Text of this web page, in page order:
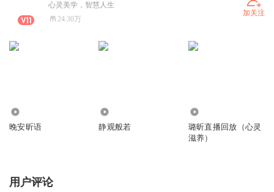
心灵美学，智慧人生
24.30万
加关注
晚安昕语 静观般若
璐昕直播回放（心灵
滋养）
用户评论